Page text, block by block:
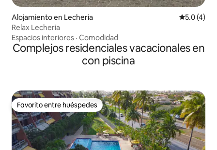
Alojamiento en Lecheria
5.0 (4)
Relax Lecheria
Espacios interiores · Comodidad
Complejos residenciales vacacionales en
con piscina
Favorito entre huéspedes
Favorito entre huéspedes